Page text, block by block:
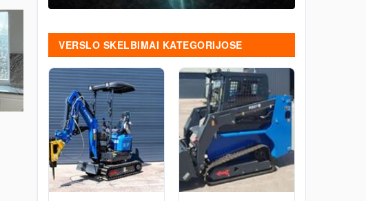
VERSLO SKELBIMAI KATEGORIJOSE